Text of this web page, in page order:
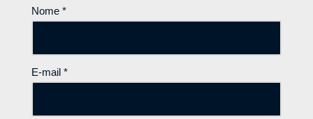
Nome *
E-mail *